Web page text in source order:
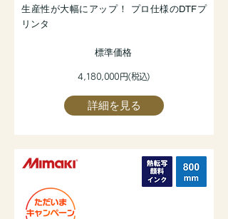
生産性が大幅にアップ！ プロ仕様のDTFプ
リンタ
標準価格
4,180,000円(税込)
詳細を見る